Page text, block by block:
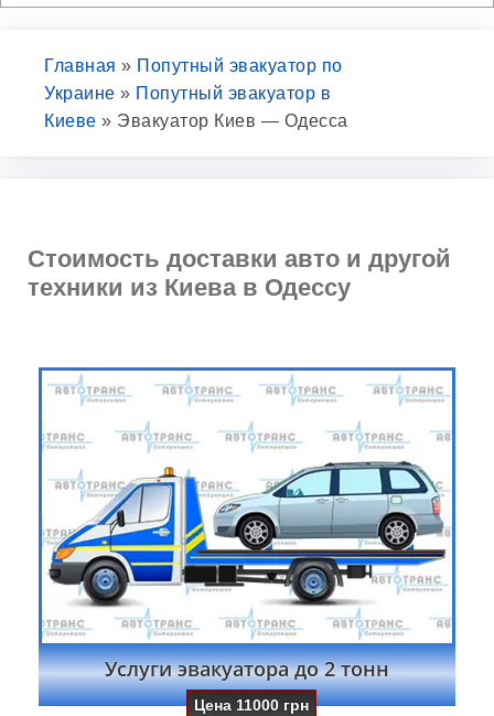
Главная » Попутный эвакуатор по
Украине » Попутный эвакуатор в
Киеве » Эвакуатор Киев — Одесса
Стоимость доставки авто и другой
техники из Киева в Одессу
Услуги эвакуатора до 2 тонн
Цена11000 грн